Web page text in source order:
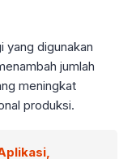
yang digunakan
jumlah
meningkat
produksi.